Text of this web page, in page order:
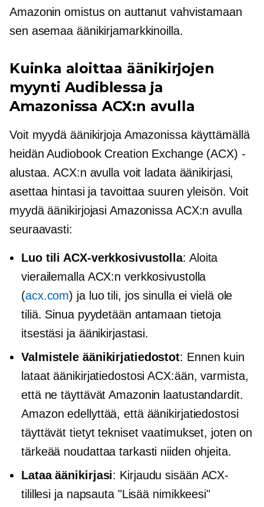
Amazonin omistus on auttanut vahvistamaan
sen asemaa äänikirjamarkkinoilla.
Kuinka aloittaa äänikirjojen
myynti Audiblessa ja
Amazonissa ACX:n avulla
Voit myydä äänikirjoja Amazonissa käyttämällä
heidän Audiobook Creation Exchange (ACX) -
alustaa. ACX:n avulla voit ladata äänikirjasi,
asettaa hintasi ja tavoittaa suuren yleisön. Voit
myydä äänikirjojasi Amazonissa ACX:n avulla
seuraavasti:
Luo tili ACX-verkkosivustolla: Aloita
vierailemalla ACX:n verkkosivustolla
(acx.com) ja luo tili, jos sinulla ei vielä ole
tiliä. Sinua pyydetään antamaan tietoja
itsestäsi ja äänikirjastasi.
Valmistele äänikirjatiedostot: Ennen kuin
lataat äänikirjatiedostosi ACX:ään, varmista,
että ne täyttävät Amazonin laatustandardit.
Amazon edellyttää, että äänikirjatiedostosi
täyttävät tietyt tekniset vaatimukset, joten on
tärkeää noudattaa tarkasti niiden ohjeita.
Lataa äänikirjasi: Kirjaudu sisään ACX-
tilillesi ja napsauta "Lisää nimikkeesi"